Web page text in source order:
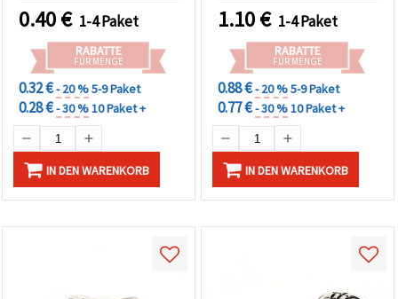
0.40€ 1-4 Paket
RABATTE
FÜR MENGE
0.32 €- 20 %5-9 Paket
0.28 €- 30 %10 Paket +
IN DEN WARENKORB
1.10€ 1-4 Paket
RABATTE
FÜR MENGE
0.88 €- 20 %5-9 Paket
0.77 €- 30 %10 Paket +
IN DEN WARENKORB